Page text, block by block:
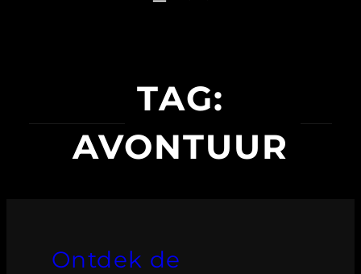
TAG:
AVONTUUR
Ontdek de